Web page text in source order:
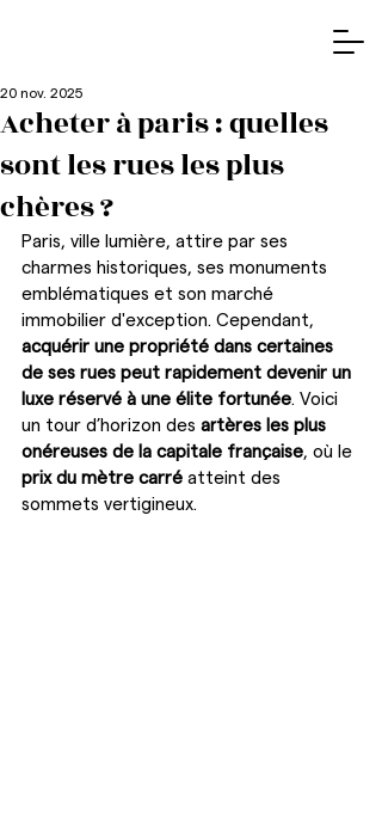
Acheter à paris : quelles
sont les rues les plus
chères ?
20 nov. 2025
Paris, ville lumière, attire par ses
charmes historiques, ses monuments
emblématiques et son marché
immobilier d'exception. Cependant,
acquérir une propriété dans certaines
de ses rues peut rapidement devenir un
luxe réservé à une élite fortunée. Voici
un tour d’horizon des artères les plus
onéreuses de la capitale française, où le
prix du mètre carré atteint des
sommets vertigineux.